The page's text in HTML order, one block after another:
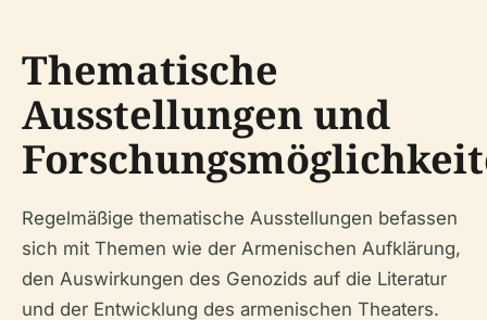
Thematische
Ausstellungen und
Regelmäßige thematische Ausstellungen befassen
sich mit Themen wie der Armenischen Aufklärung,
den Auswirkungen des Genozids auf die Literatur
und der Entwicklung des armenischen Theaters.